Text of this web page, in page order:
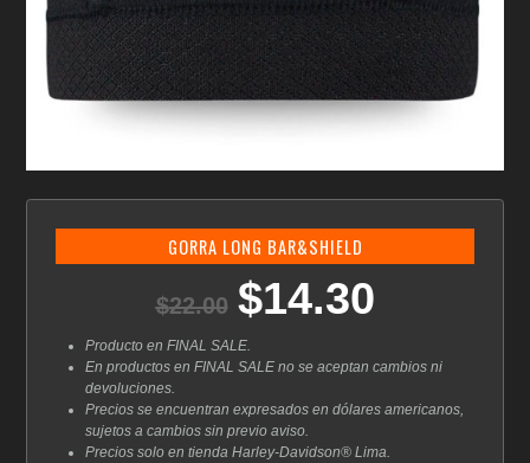
GORRA LONG BAR&SHIELD
$22.00 El
precio
original
era:
$22.00.
$14.30El
es:
$14.30.
Producto en FINAL SALE.
En productos en FINAL SALE no se aceptan cambios ni
devoluciones.
Precios se encuentran expresados en dólares americanos,
sujetos a cambios sin previo aviso.
Precios solo en tienda Harley-Davidson® Lima.